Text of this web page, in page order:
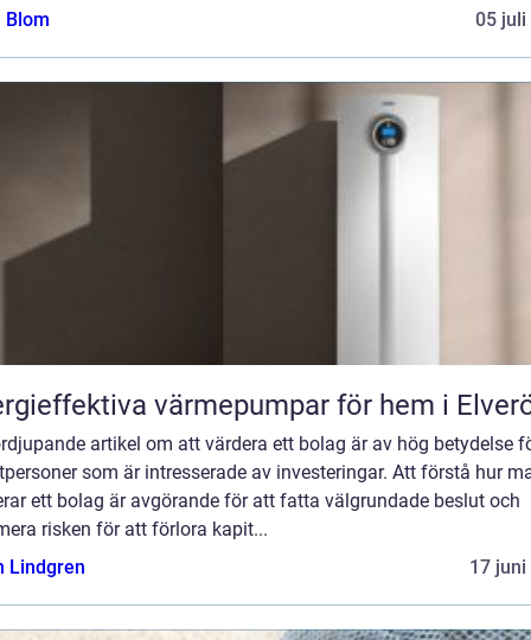
Blom
05 juli
värmepumpar för hem i
artikel om att värdera ett bolag är av hög betydelse
som är intresserade av investeringar. Att förstå hur
ett bolag är avgörande för att fatta välgrundade beslut och
risken för att förlora kapit...
Lindgren
17 juni